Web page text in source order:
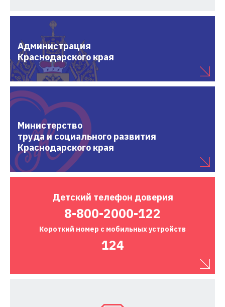
Администрация
Краснодарского края
Министерство
труда и социального развития
Краснодарского края
Детский телефон доверия
8-800-2000-122
Короткий номер с мобильных устройств
124